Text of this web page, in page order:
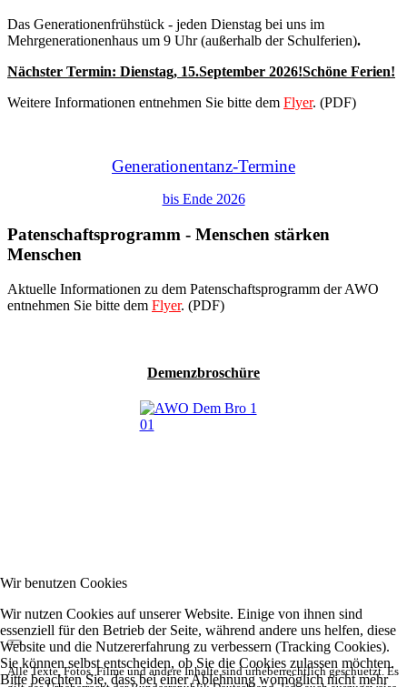
Das Generationenfrühstück - jeden Dienstag bei uns im
Mehrgenerationenhaus um 9 Uhr (außerhalb der Schulferien).
Nächster Termin: Dienstag, 15.September 2026!Schöne Ferien!
Weitere Informationen entnehmen Sie bitte dem Flyer. (PDF)
Generationentanz-Termine
bis Ende 2026
Patenschaftsprogramm - Menschen stärken
Menschen
Aktuelle Informationen zu dem Patenschaftsprogramm der AWO
entnehmen Sie bitte dem Flyer. (PDF)
Demenzbroschüre
Alle Texte, Fotos, Filme und andere Inhalte sind urheberrechtlich geschuetzt. Es
Wir benutzen Cookies
Wir nutzen Cookies auf unserer Website. Einige von ihnen sind
essenziell für den Betrieb der Seite, während andere uns helfen, diese
Website und die Nutzererfahrung zu verbessern (Tracking Cookies).
Sie können selbst entscheiden, ob Sie die Cookies zulassen möchten.
Bitte beachten Sie, dass bei einer Ablehnung womöglich nicht mehr